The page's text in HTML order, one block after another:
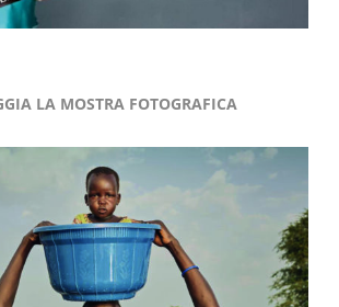
LA MOSTRA FOTOGRAFICA